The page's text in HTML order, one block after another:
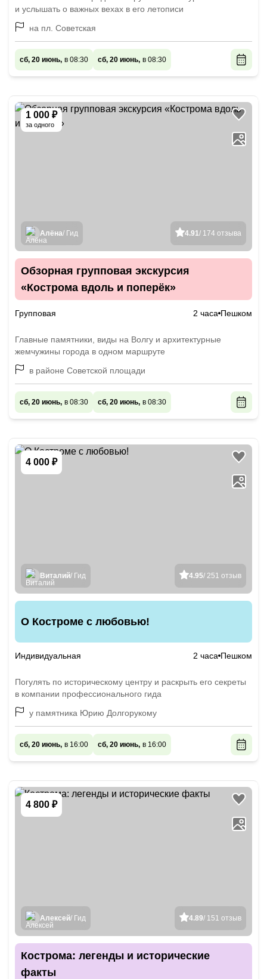
и услышать о важных вехах в его летописи
на пл. Советская
сб, 20 июнь, в 08:30 сб, 20 июнь, в 08:30
1 000 ₽
за одного
4.91/ 174 отзыва
Алёна/ Гид
Обзорная групповая экскурсия
«Кострома вдоль и поперёк»
Групповая 2 часа Пешком
Главные памятники, виды на Волгу и архитектурные
жемчужины города в одном маршруте
в районе Советской площади
сб, 20 июнь, в 08:30 сб, 20 июнь, в 08:30
4 000 ₽
4.95/ 251 отзыв
Виталий/ Гид
О Костроме с любовью!
Индивидуальная 2 часа Пешком
Погулять по историческому центру и раскрыть его секреты
в компании профессионального гида
у памятника Юрию Долгорукому
сб, 20 июнь, в 16:00 сб, 20 июнь, в 16:00
4 800 ₽
4.89/ 151 отзыв
Алексей/ Гид
Кострома: легенды и исторические
факты